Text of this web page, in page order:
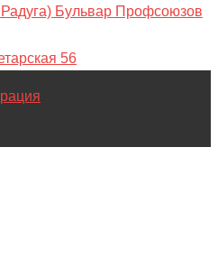
Бульвар Профсоюзов
56